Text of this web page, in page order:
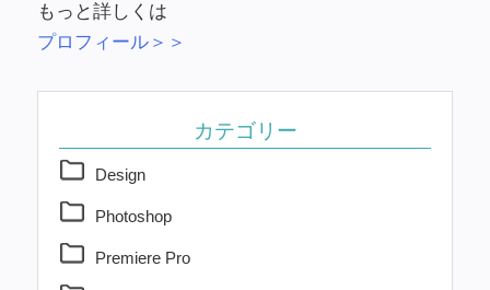
もっと詳しくは
プロフィール＞＞
カテゴリー
Design
Photoshop
Premiere Pro